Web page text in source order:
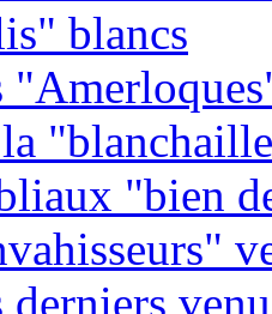
blancs
"bien
derniers